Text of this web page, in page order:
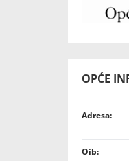
OPĆE
Adresa:
Oib: